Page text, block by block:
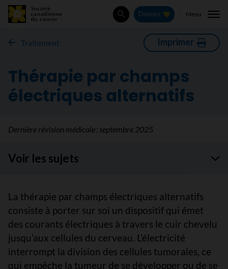
Rechercher
Donnez Menu
Traitement Imprimer
Thérapie par champs
électriques alternatifs
Dernière révision médicale : septembre 2025
Voir les sujets
La thérapie par champs électriques alternatifs
consiste à porter sur soi un dispositif qui émet
des courants électriques à travers le cuir chevelu
jusqu’aux cellules du cerveau. L’électricité
interrompt la division des cellules tumorales, ce
qui empêche la tumeur de se développer ou de se